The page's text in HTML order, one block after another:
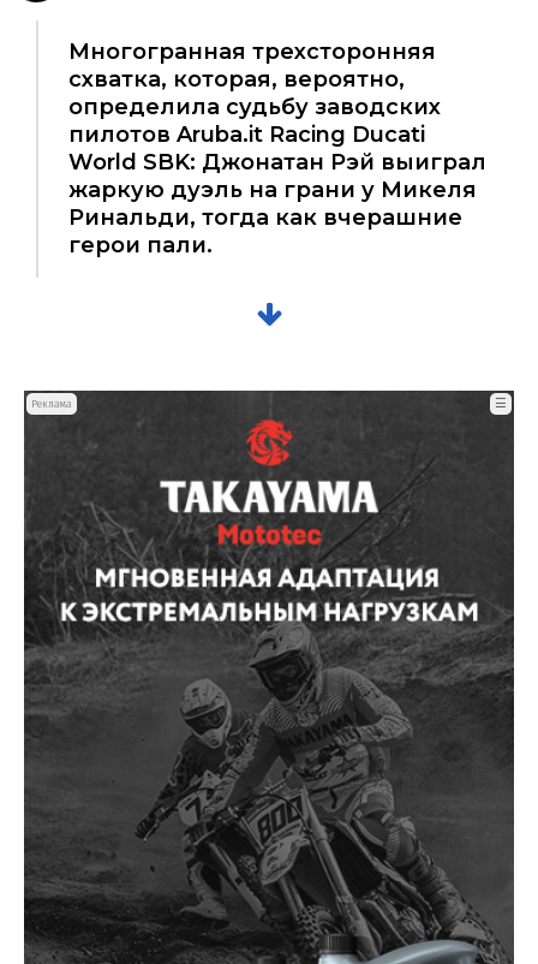
Многогранная трехсторонняя
схватка, которая, вероятно,
определила судьбу заводских
пилотов Aruba.it Racing Ducati
World SBK: Джонатан Рэй выиграл
жаркую дуэль на грани у Микеля
Ринальди, тогда как вчерашние
герои пали.
Реклама ☰